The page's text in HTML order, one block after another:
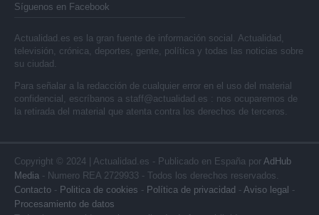
Síguenos en Facebook
Actualidad.es es la gran fuente de información social. Actualidad,
televisión, crónica, deportes, gente, política y todas las noticias sobre
su ciudad.
Para señalar a la redacción de cualquier error en el uso del material
confidencial, escríbanos a staff@actualidad.es : nos ocuparemos de
la retirada del material que atenta contra los derechos de terceros.
Copyright © 2024 | Actualidad.es - Publicado en España por AdHub
Media - Numero REA 2729933 - Todos los derechos reservados.
Contacto - Politica de cookies - Política de privacidad - Aviso legal -
Procesamiento de datos